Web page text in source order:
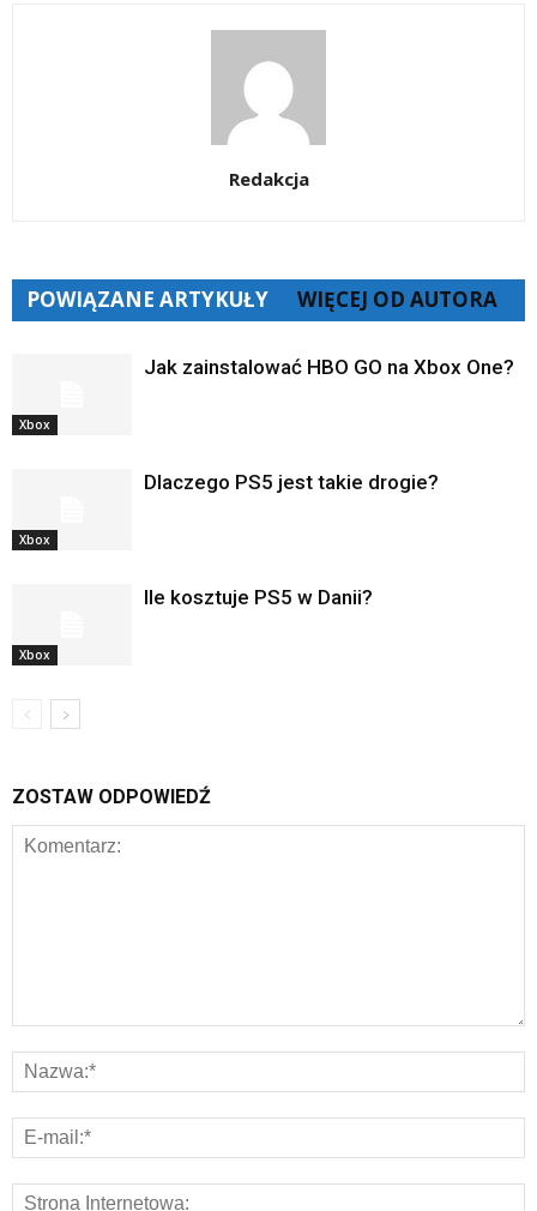
Redakcja
POWIĄZANE ARTYKUŁY WIĘCEJ OD AUTORA
Xbox
Jak zainstalować HBO GO na Xbox One?
Xbox
Dlaczego PS5 jest takie drogie?
Xbox
Ile kosztuje PS5 w Danii?
ZOSTAW ODPOWIEDŹ